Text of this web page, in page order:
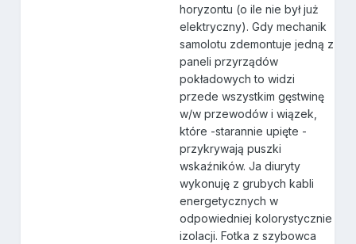
horyzontu (o ile nie był już
elektryczny). Gdy mechanik
samolotu zdemontuje jedną z
paneli przyrządów
pokładowych to widzi
przede wszystkim gęstwinę
w/w przewodów i wiązek,
które -starannie upięte -
przykrywają puszki
wskaźników. Ja diuryty
wykonuję z grubych kabli
energetycznych w
odpowiedniej kolorystycznie
izolacji. Fotka z szybowca